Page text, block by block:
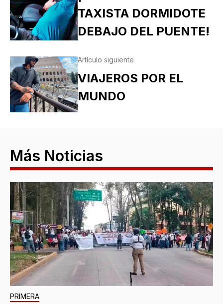
TAXISTA DORMIDOTE
DEBAJO DEL PUENTE!
Artículo siguiente
VIAJEROS POR EL
MUNDO
Más Noticias
PRIMERA